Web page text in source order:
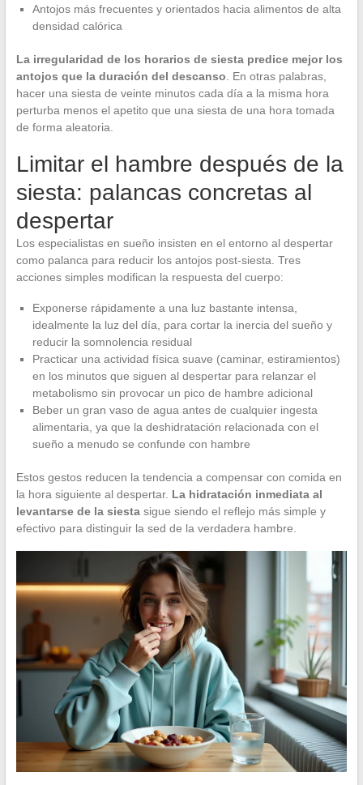
Antojos más frecuentes y orientados hacia alimentos de alta
densidad calórica
La irregularidad de los horarios de siesta predice mejor los
antojos que la duración del descanso. En otras palabras,
hacer una siesta de veinte minutos cada día a la misma hora
perturba menos el apetito que una siesta de una hora tomada
de forma aleatoria.
Limitar el hambre después de la
siesta: palancas concretas al
despertar
Los especialistas en sueño insisten en el entorno al despertar
como palanca para reducir los antojos post-siesta. Tres
acciones simples modifican la respuesta del cuerpo:
Exponerse rápidamente a una luz bastante intensa,
idealmente la luz del día, para cortar la inercia del sueño y
reducir la somnolencia residual
Practicar una actividad física suave (caminar, estiramientos)
en los minutos que siguen al despertar para relanzar el
metabolismo sin provocar un pico de hambre adicional
Beber un gran vaso de agua antes de cualquier ingesta
alimentaria, ya que la deshidratación relacionada con el
sueño a menudo se confunde con hambre
Estos gestos reducen la tendencia a compensar con comida en
la hora siguiente al despertar. La hidratación inmediata al
levantarse de la siestasigue siendo el reflejo más simple y
efectivo para distinguir la sed de la verdadera hambre.